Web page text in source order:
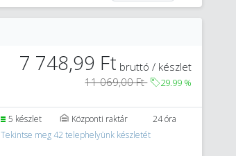
7 748,99 Ft bruttó / készlet
11 069,00 Ft
29.99 %
5 készlet Központi raktár
24 óra
Tekintse meg 42 telephelyünk készletét